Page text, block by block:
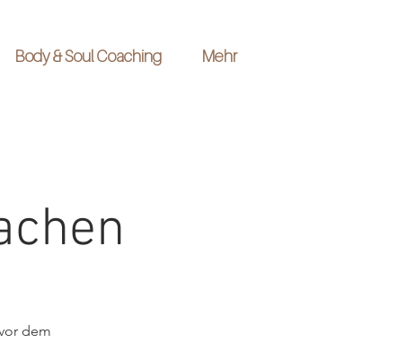
Body & Soul Coaching Mehr
dem